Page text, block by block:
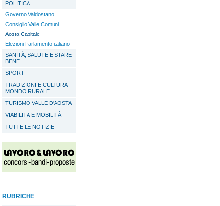
POLITICA
Governo Valdostano
Consiglio Valle Comuni
Aosta Capitale
Elezioni Parlamento italiano
SANITÀ, SALUTE E STARE
BENE
SPORT
TRADIZIONI E CULTURA
MONDO RURALE
TURISMO VALLE D'AOSTA
VIABILITÀ E MOBILITÀ
TUTTE LE NOTIZIE
RUBRICHE